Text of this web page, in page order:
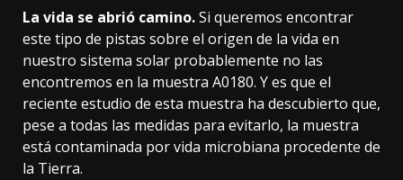
La vida se abrió camino.Si queremos encontrar
este tipo de pistas sobre el origen de la vida en
nuestro sistema solar probablemente no las
encontremos en la muestra A0180. Y es que el
reciente estudio de esta muestra ha descubierto que,
pese a todas las medidas para evitarlo, la muestra
está contaminada por vida microbiana procedente de
la Tierra.